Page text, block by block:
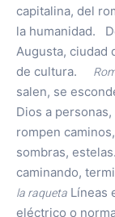
capitalina, del
la humanidad.
Augusta, ciudad
de cultura.
salen, se
Dios a
rompen
sombras,
caminando,
la raqueta Líneas
eléctrico o